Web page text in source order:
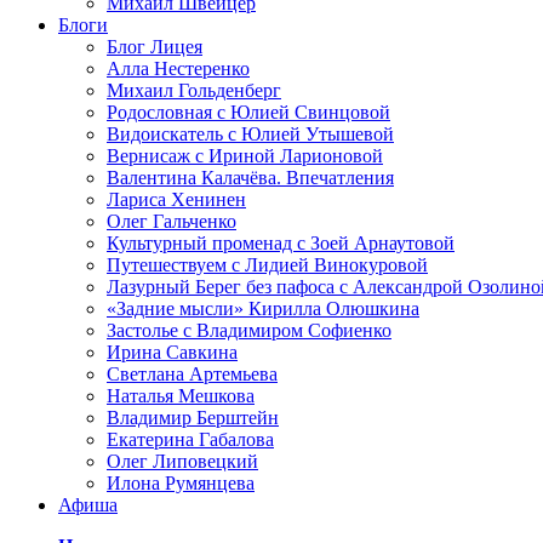
Блоги
Блог Лицея
Алла Нестеренко
Михаил Гольденберг
Родословная с Юлией Свинцовой
Видоискатель с Юлией Утышевой
Вернисаж с Ириной Ларионовой
Валентина Калачёва. Впечатления
Лариса Хенинен
Олег Гальченко
Культурный променад с Зоей Арнаутовой
Путешествуем с Лидией Винокуровой
Лазурный Берег без пафоса с Александрой
«Задние мысли» Кирилла Олюшкина
Застолье с Владимиром Софиенко
Ирина Савкина
Светлана Артемьева
Наталья Мешкова
Владимир Берштейн
Екатерина Габалова
Олег Липовецкий
Илона Румянцева
Афиша